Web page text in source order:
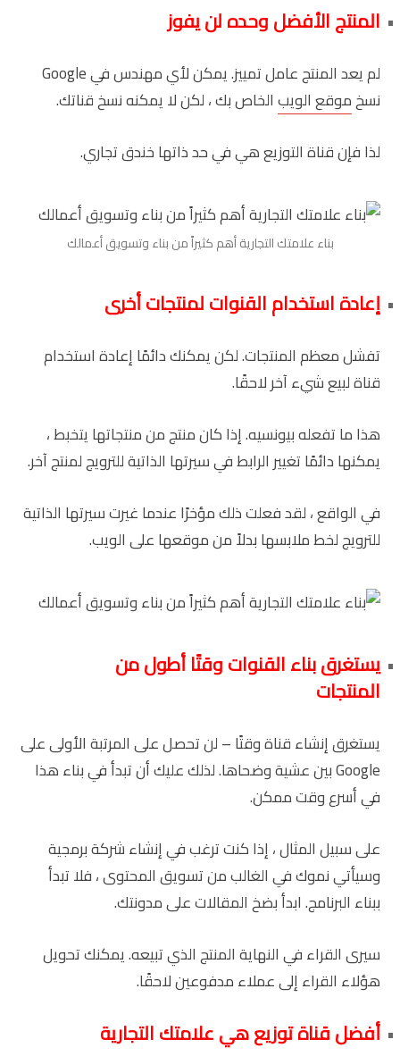
المنتج الأفضل وحده لن يفوز
لم يعد المنتج عامل تمييز. يمكن لأي مهندس في Google
نسخموقع الويبالخاص بك ، لكن لا يمكنه نسخ قناتك.
لذا فإن قناة التوزيع هي في حد ذاتها خندق تجاري.
بناء علامتك التجارية أهم كثيراً من بناء وتسويق أعمالك
إعادة استخدام القنوات لمنتجات أخرى
تفشل معظم المنتجات. لكن يمكنك دائمًا إعادة استخدام
قناة لبيع شيء آخر لاحقًا.
هذا ما تفعله بيونسيه. إذا كان منتج من منتجاتها يتخبط ،
يمكنها دائمًا تغيير الرابط في سيرتها الذاتية للترويج لمنتج آخر.
في الواقع ، لقد فعلت ذلك مؤخرًا عندما غيرت سيرتها الذاتية
للترويج لخط ملابسها بدلاً من موقعها على الويب.
يستغرق بناء القنوات وقتًا أطول من
المنتجات
يستغرق إنشاء قناة وقتًا – لن تحصل على المرتبة الأولى على
Google بين عشية وضحاها. لذلك عليك أن تبدأ في بناء هذا
في أسرع وقت ممكن.
على سبيل المثال ، إذا كنت ترغب في إنشاء شركة برمجية
وسيأتي نموك في الغالب من تسويق المحتوى ، فلا تبدأ
ببناء البرنامج. ابدأ بضخ المقالات على مدونتك.
سيرى القراء في النهاية المنتج الذي تبيعه. يمكنك تحويل
هؤلاء القراء إلى عملاء مدفوعين لاحقًا.
أفضل قناة توزيع هي علامتك التجارية